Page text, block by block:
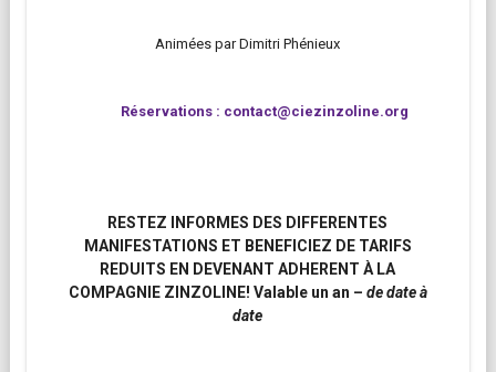
Animées par Dimitri Phénieux
Réservations : contact@ciezinzoline.org
RESTEZ INFORMES DES DIFFERENTES
MANIFESTATIONS ET BENEFICIEZ DE TARIFS
REDUITS EN DEVENANT ADHERENT À LA
COMPAGNIE ZINZOLINE! Valable un an – de date à
date